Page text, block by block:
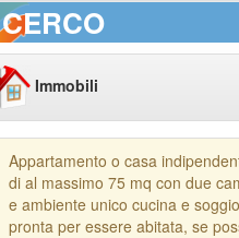
CERCO
Immobili
Appartamento o casa
di al massimo 75 mq con due
e ambiente unico cucina e
pronta per essere abitata, se